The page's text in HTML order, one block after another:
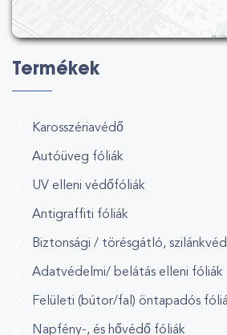
Termékek
Karosszériavédő
Autóüveg fóliák
UV elleni védőfóliák
Antigraffiti fóliák
Biztonsági / törésgátló,
Adatvédelmi/ belátás elleni fóliák
Felületi (bútor/fal) öntapadós
Napfény-, és hővédő fóliák